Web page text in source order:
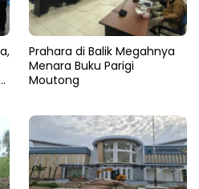
Prahara di Balik Megahnya
Menara Buku Parigi
Moutong